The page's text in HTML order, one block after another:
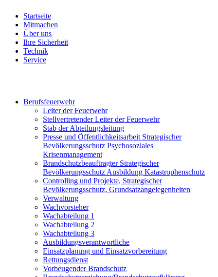
Startseite
Mitmachen
Über uns
Ihre Sicherheit
Technik
Service
Berufsfeuerwehr
Leiter der Feuerwehr
Stellvertretender Leiter der Feuerwehr
Stab der Abteilungsleitung
Presse und Öffentlichkeitsarbeit Strategischer
Bevölkerungsschutz Psychosoziales
Krisenmanagement
Brandschutzbeauftragter Strategischer
Bevölkerungsschutz Ausbildung Katastrophenschutz
Controlling und Projekte, Strategischer
Bevölkerungsschutz, Grundsatzangelegenheiten
Verwaltung
Wachvorsteher
Wachabteilung 1
Wachabteilung 2
Wachabteilung 3
Ausbildungsverantwortliche
Einsatzplanung und Einsatzvorbereitung
Rettungsdienst
Vorbeugender Brandschutz